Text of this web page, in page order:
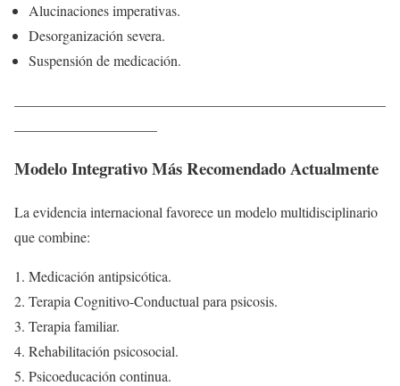
Alucinaciones imperativas.
Desorganización severa.
Suspensión de medicación.
Modelo Integrativo Más Recomendado Actualmente
La evidencia internacional favorece un modelo multidisciplinario
que combine:
Medicación antipsicótica.
Terapia Cognitivo-Conductual para psicosis.
Terapia familiar.
Rehabilitación psicosocial.
Psicoeducación continua.